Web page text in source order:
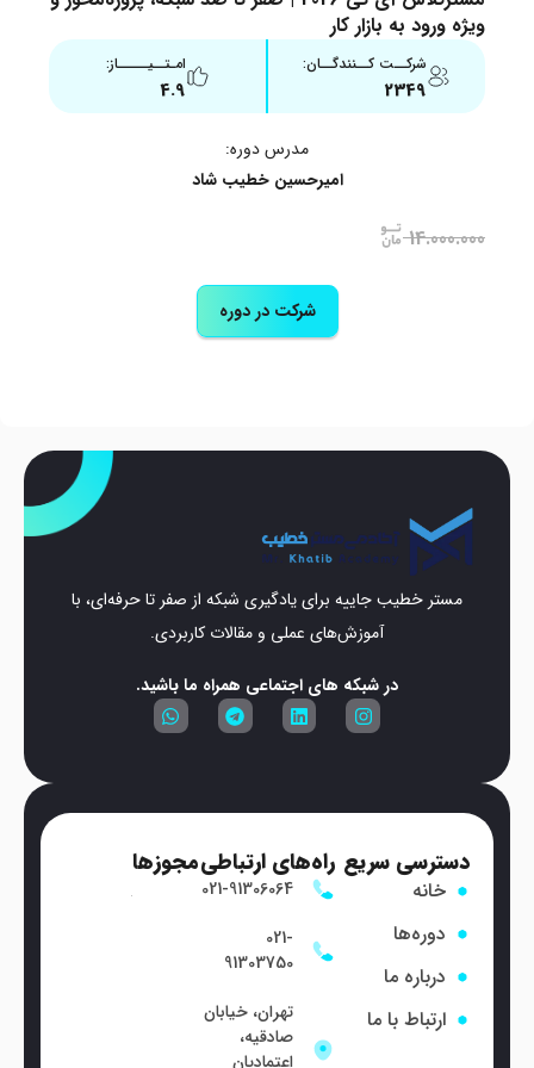
ویژه ورود به بازار کار
شرکــت کــنندگــان:
2349
امـتــیـــــاز:
4.9
مدرس دوره:
امیرحسین خطیب شاد
14.000.000
شرکت در دوره
مستر خطیب جاییه برای یادگیری شبکه از صفر تا حرفه‌ای، با
آموزش‌های عملی و مقالات کاربردی.
در شبکه های اجتماعی همراه ما باشید.
دسترسی سریع
خانه
دوره‌ها
درباره ما
ارتباط با ما
راه‌های ارتباطی
021-91306064
021-
91303750
تهران، خیابان
صادقیه،
اعتمادیان
مجوزها